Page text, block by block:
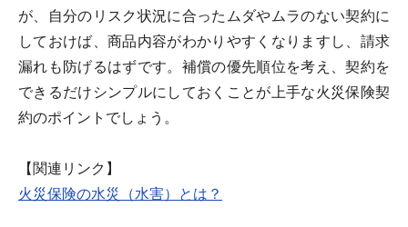
が、自分のリスク状況に合ったムダやムラのない契約に
しておけば、商品内容がわかりやすくなりますし、請求
漏れも防げるはずです。補償の優先順位を考え、契約を
できるだけシンプルにしておくことが上手な火災保険契
約のポイントでしょう。
【関連リンク】
火災保険の水災（水害）とは？